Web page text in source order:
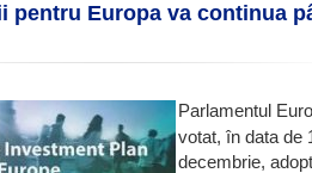
pentru Europa va continua
Parlamentul
votat, în data de
decembrie,